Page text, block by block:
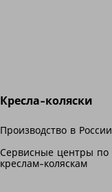
Кресла-коляски
Производство в России
Сервисные центры по
креслам-коляскам